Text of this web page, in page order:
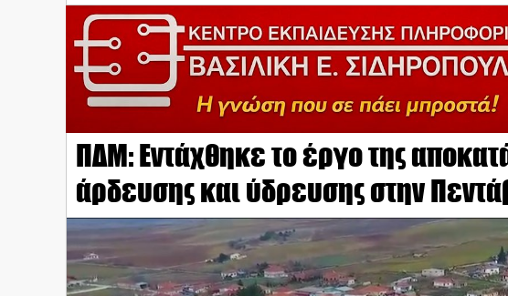
ΠΔΜ: Εντάχθηκε το έργο της
άρδευσης και ύδρευσης στην